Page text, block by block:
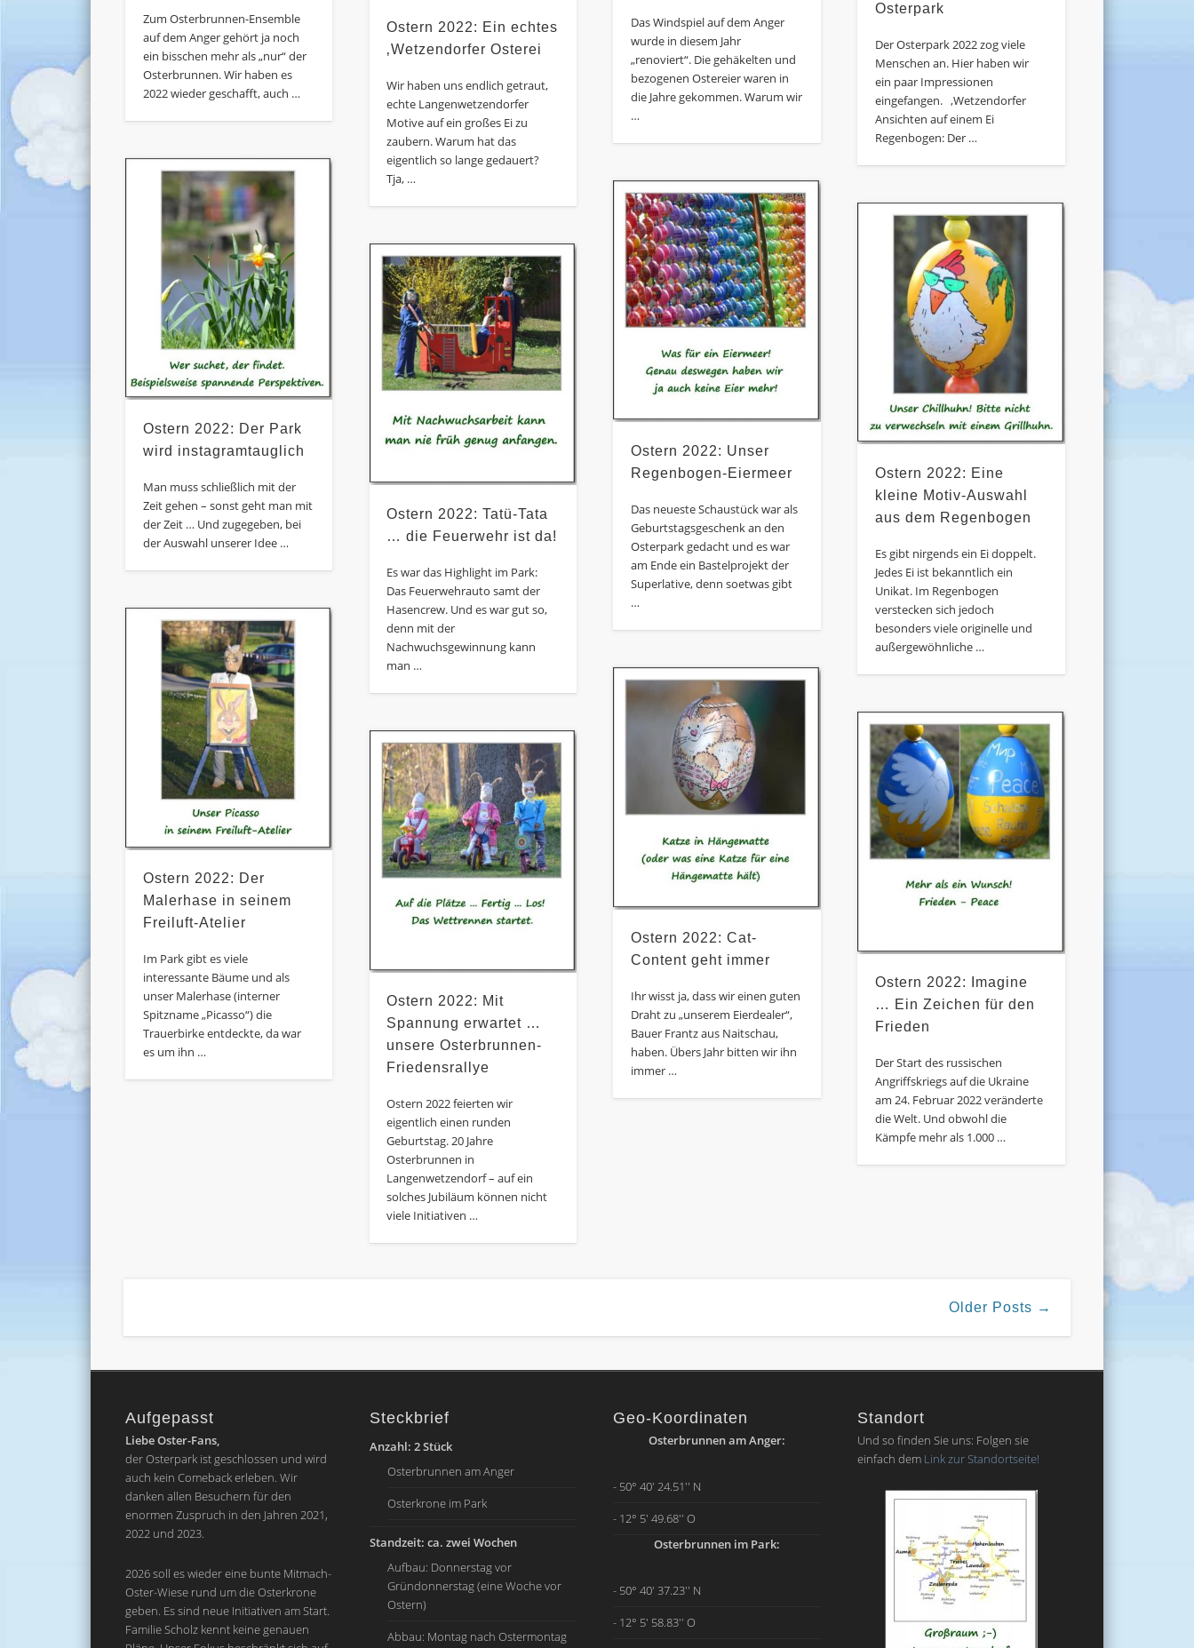
Zum Osterbrunnen-Ensemble
auf dem Anger gehört ja noch
ein bisschen mehr als „nur“ der
Osterbrunnen. Wir haben es
2022 wieder geschafft, auch …
Das Windspiel auf dem Anger
wurde in diesem Jahr
„renoviert“. Die gehäkelten und
bezogenen Ostereier waren in
die Jahre gekommen. Warum wir
…
Osterpark
Der Osterpark 2022 zog viele
Menschen an. Hier haben wir
ein paar Impressionen
eingefangen. ‚Wetzendorfer
Ansichten auf einem Ei
Regenbogen: Der …
Ostern 2022: Ein echtes
‚Wetzendorfer Osterei
Wir haben uns endlich getraut,
echte Langenwetzendorfer
Motive auf ein großes Ei zu
zaubern. Warum hat das
eigentlich so lange gedauert?
Tja, …
Ostern 2022: Der Park
wird instagramtauglich
Man muss schließlich mit der
Zeit gehen – sonst geht man mit
der Zeit … Und zugegeben, bei
der Auswahl unserer Idee …
Ostern 2022: Unser
Regenbogen-Eiermeer
Das neueste Schaustück war als
Geburtstagsgeschenk an den
Osterpark gedacht und es war
am Ende ein Bastelprojekt der
Superlative, denn soetwas gibt
…
Ostern 2022: Eine
kleine Motiv-Auswahl
aus dem Regenbogen
Es gibt nirgends ein Ei doppelt.
Jedes Ei ist bekanntlich ein
Unikat. Im Regenbogen
verstecken sich jedoch
besonders viele originelle und
außergewöhnliche …
Ostern 2022: Tatü-Tata
… die Feuerwehr ist da!
Es war das Highlight im Park:
Das Feuerwehrauto samt der
Hasencrew. Und es war gut so,
denn mit der
Nachwuchsgewinnung kann
man …
Ostern 2022: Der
Malerhase in seinem
Freiluft-Atelier
Im Park gibt es viele
interessante Bäume und als
unser Malerhase (interner
Spitzname „Picasso“) die
Trauerbirke entdeckte, da war
es um ihn …
Ostern 2022: Cat-
Content geht immer
Ihr wisst ja, dass wir einen guten
Draht zu „unserem Eierdealer“,
Bauer Frantz aus Naitschau,
haben. Übers Jahr bitten wir ihn
immer …
Ostern 2022: Imagine
… Ein Zeichen für den
Frieden
Der Start des russischen
Angriffskriegs auf die Ukraine
am 24. Februar 2022 veränderte
die Welt. Und obwohl die
Kämpfe mehr als 1.000 …
Ostern 2022: Mit
Spannung erwartet …
unsere Osterbrunnen-
Friedensrallye
Ostern 2022 feierten wir
eigentlich einen runden
Geburtstag. 20 Jahre
Osterbrunnen in
Langenwetzendorf – auf ein
solches Jubiläum können nicht
viele Initiativen …
Older Posts →
Aufgepasst
Liebe Oster-Fans,
der Osterpark ist geschlossen und wird
auch kein Comeback erleben. Wir
danken allen Besuchern für den
enormen Zuspruch in den Jahren 2021,
2022 und 2023.
2026 soll es wieder eine bunte Mitmach-
Oster-Wiese rund um die Osterkrone
geben. Es sind neue Initiativen am Start.
Familie Scholz kennt keine genauen
Steckbrief
Anzahl: 2 Stück
Osterbrunnen am Anger
Osterkrone im Park
Standzeit: ca. zwei Wochen
Aufbau: Donnerstag vor
Gründonnerstag (eine Woche vor
Ostern)
Abbau: Montag nach Ostermontag
Geo-Koordinaten
Osterbrunnen am Anger:
- 50° 40' 24.51'' N
- 12° 5' 49.68'' O
Osterbrunnen im Park:
- 50° 40' 37.23'' N
- 12° 5' 58.83'' O
Standort
Und so finden Sie uns: Folgen sie
einfach dem Link zur Standortseite!